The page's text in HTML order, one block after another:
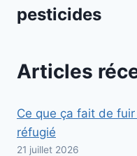
pesticides
Articles
Ce que ça fait de
réfugié
21 juillet 2026